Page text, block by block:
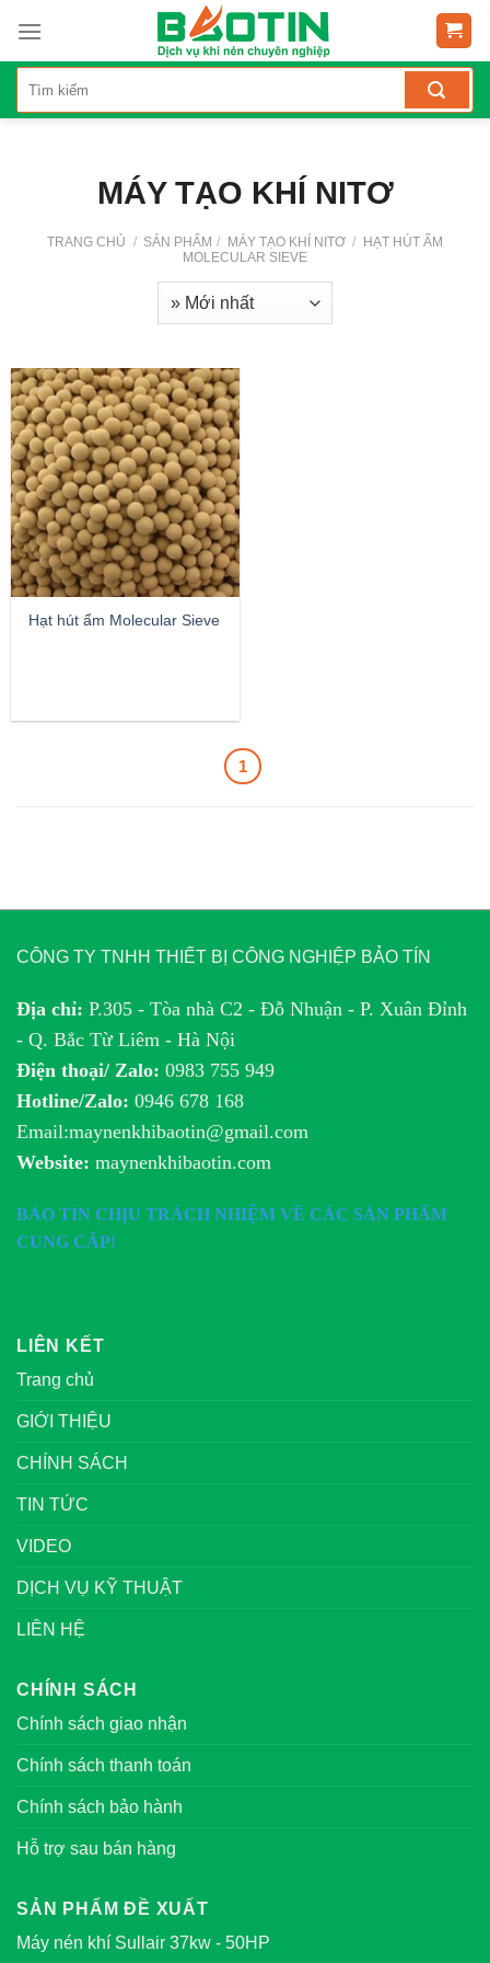
content
MÁY TẠO KHÍ NITƠ
TRANG CHỦ / SẢN PHẨM / MÁY TẠO KHÍ NITƠ /
HẠT HÚT ẨM
MOLECULAR SIEVE
Hạt hút ẩm Molecular Sieve
1
CÔNG TY TNHH THIẾT BỊ CÔNG NGHIỆP BẢO TÍN
Địa chỉ: P.305 - Tòa nhà C2 - Đỗ Nhuận - P. Xuân Đỉnh
- Q. Bắc Từ Liêm - Hà Nội
Điện thoại/ Zalo: 0983 755 949
Hotline/Zalo: 0946 678 168
Email:maynenkhibaotin@gmail.com
Website: maynenkhibaotin.com
BẢO TÍN CHỊU TRÁCH NHIỆM VỀ CÁC SẢN PHẨM
CUNG CẤP!
LIÊN KẾT
Trang chủ
GIỚI THIỆU
CHÍNH SÁCH
TIN TỨC
VIDEO
DỊCH VỤ KỸ THUẬT
LIÊN HỆ
CHÍNH SÁCH
Chính sách giao nhận
Chính sách thanh toán
Chính sách bảo hành
Hỗ trợ sau bán hàng
SẢN PHẨM ĐỀ XUẤT
Máy nén khí Sullair 37kw - 50HP